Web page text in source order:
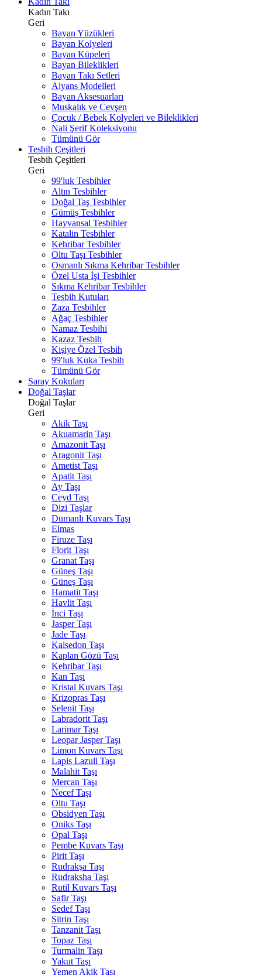
Kadın Takı
Geri
Bayan Yüzükleri
Bayan Kolyeleri
Bayan Küpeleri
Bayan Bileklikleri
Bayan Takı Setleri
Alyans Modelleri
Bayan Aksesuarları
Muskalık ve Cevşen
Çocuk / Bebek Kolyeleri ve Bileklikleri
Nali Şerif Koleksiyonu
Tümünü Gör
Tesbih Çeşitleri
Tesbih Çeşitleri
Geri
99'luk Tesbihler
Altın Tesbihler
Doğal Taş Tesbihler
Gümüş Tesbihler
Hayvansal Tesbihler
Katalin Tesbihler
Kehribar Tesbihler
Oltu Taşı Tesbihler
Osmanlı Sıkma Kehribar Tesbihler
Özel Usta İşi Tesbihler
Sıkma Kehribar Tesbihler
Tesbih Kutuları
Zaza Tesbihler
Ağaç Tesbihler
Namaz Tesbihi
Kazaz Tesbih
Kişiye Özel Tesbih
99'luk Kuka Tesbih
Tümünü Gör
Saray Kokuları
Doğal Taşlar
Doğal Taşlar
Geri
Akik Taşı
Akuamarin Taşı
Amazonit Taşı
Aragonit Taşı
Ametist Taşı
Apatit Taşı
Ay Taşı
Ceyd Taşı
Dizi Taşlar
Dumanlı Kuvars Taşı
Elmas
Firuze Taşı
Florit Taşı
Granat Taşı
Güneş Taşı
Güneş Taşı
Hamatit Taşı
Havlit Taşı
İnci Taşı
Jasper Taşı
Jade Taşı
Kalsedon Taşı
Kaplan Gözü Taşı
Kehribar Taşı
Kan Taşı
Kristal Kuvars Taşı
Krizopras Taşı
Selenit Taşı
Labradorit Taşı
Larimar Taşı
Leopar Jasper Taşı
Limon Kuvars Taşı
Lapis Lazuli Taşı
Malahit Taşı
Mercan Taşı
Necef Taşı
Oltu Taşı
Obsidyen Taşı
Oniks Taşı
Opal Taşı
Pembe Kuvars Taşı
Pirit Taşı
Rudrakşa Taşı
Rudraksha Taşı
Rutil Kuvars Taşı
Safir Taşı
Sedef Taşı
Sitrin Taşı
Tanzanit Taşı
Topaz Taşı
Turmalin Taşı
Yakut Taşı
Yemen Akik Taşı